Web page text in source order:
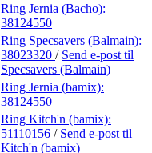
Ring Jernia (Bacho):
38124550
Ring Specsavers (Balmain):
38023320 / Send e-post til
Specsavers (Balmain)
Ring Jernia (bamix):
38124550
Ring Kitch'n (bamix):
51110156 / Send e-post til
Kitch'n (bamix)